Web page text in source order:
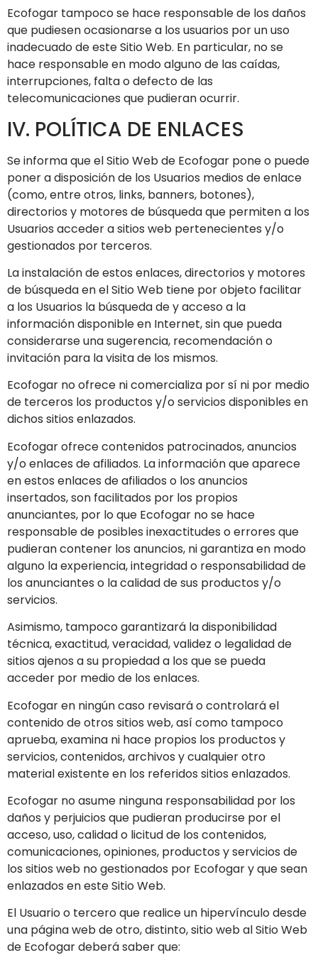
Ecofogar tampoco se hace responsable de los daños
que pudiesen ocasionarse a los usuarios por un uso
inadecuado de este Sitio Web. En particular, no se
hace responsable en modo alguno de las caídas,
interrupciones, falta o defecto de las
telecomunicaciones que pudieran ocurrir.
IV. POLÍTICA DE ENLACES
Se informa que el Sitio Web de Ecofogar pone o puede
poner a disposición de los Usuarios medios de enlace
(como, entre otros, links, banners, botones),
directorios y motores de búsqueda que permiten a los
Usuarios acceder a sitios web pertenecientes y/o
gestionados por terceros.
La instalación de estos enlaces, directorios y motores
de búsqueda en el Sitio Web tiene por objeto facilitar
a los Usuarios la búsqueda de y acceso a la
información disponible en Internet, sin que pueda
considerarse una sugerencia, recomendación o
invitación para la visita de los mismos.
Ecofogar no ofrece ni comercializa por sí ni por medio
de terceros los productos y/o servicios disponibles en
dichos sitios enlazados.
Ecofogarofrece contenidos patrocinados, anuncios
y/o enlaces de afiliados. La información que aparece
en estos enlaces de afiliados o los anuncios
insertados, son facilitados por los propios
anunciantes, por lo que Ecofogar no se hace
responsable de posibles inexactitudes o errores que
pudieran contener los anuncios, ni garantiza en modo
alguno la experiencia, integridad o responsabilidad de
los anunciantes o la calidad de sus productos y/o
servicios.
Asimismo, tampoco garantizará la disponibilidad
técnica, exactitud, veracidad, validez o legalidad de
sitios ajenos a su propiedad a los que se pueda
acceder por medio de los enlaces.
Ecofogaren ningún caso revisará o controlará el
contenido de otros sitios web, así como tampoco
aprueba, examina ni hace propios los productos y
servicios, contenidos, archivos y cualquier otro
material existente en los referidos sitios enlazados.
Ecofogar no asume ninguna responsabilidad por los
daños y perjuicios que pudieran producirse por el
acceso, uso, calidad o licitud de los contenidos,
comunicaciones, opiniones, productos y servicios de
los sitios web no gestionados por Ecofogary que sean
enlazados en este Sitio Web.
El Usuario o tercero que realice un hipervínculo desde
una página web de otro, distinto, sitio web al Sitio Web
de Ecofogardeberá saber que: